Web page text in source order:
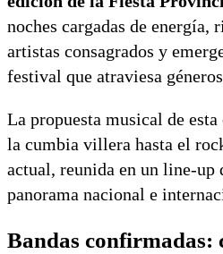
noches cargadas de energía,
artistas consagrados y
festival que atraviesa
La propuesta musical de
la cumbia villera hasta el
actual, reunida en un line-
panorama nacional e
Bandas confirmadas: